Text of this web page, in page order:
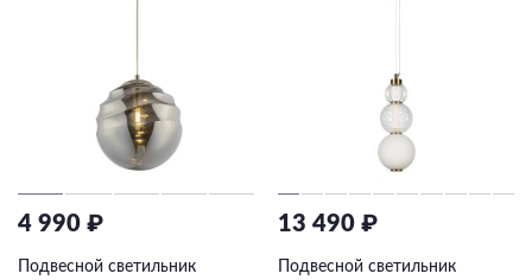
4 990 ₽
Подвесной светильник
13 490 ₽
Подвесной светильник